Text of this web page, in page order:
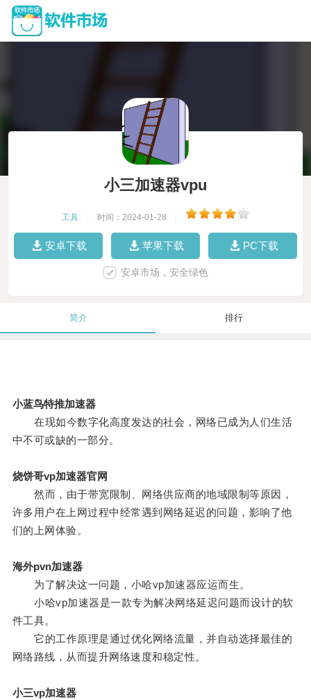
小三加速器vpu
工具 时间：2024-01-28
安卓下载 苹果下载 PC下载
安卓市场，安全绿色
简介 排行
小蓝鸟特推加速器
在现如今数字化高度发达的社会，网络已成为人们生活
中不可或缺的一部分。
烧饼哥vp加速器官网
然而，由于带宽限制、网络供应商的地域限制等原因，
许多用户在上网过程中经常遇到网络延迟的问题，影响了他
们的上网体验。
海外pvn加速器
为了解决这一问题，小哈vp加速器应运而生。
小哈vp加速器是一款专为解决网络延迟问题而设计的软
件工具。
它的工作原理是通过优化网络流量，并自动选择最佳的
网络路线，从而提升网络速度和稳定性。
小三vp加速器